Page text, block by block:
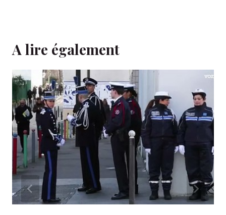
A lire également